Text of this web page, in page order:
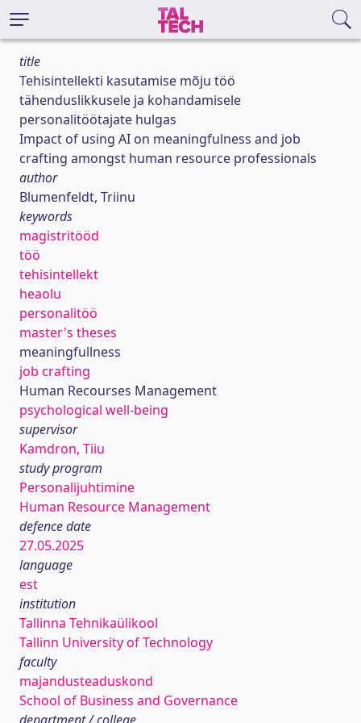
title
Tehisintellekti kasutamise mõju töö
tähenduslikkusele ja kohandamisele
personalitöötajate hulgas
Impact of using AI on meaningfulness and job
crafting amongst human resource professionals
author
Blumenfeldt, Triinu
keywords
magistritööd
töö
tehisintellekt
heaolu
personalitöö
master's theses
meaningfullness
job crafting
Human Recourses Management
psychological well-being
supervisor
Kamdron, Tiiu
study program
Personalijuhtimine
Human Resource Management
defence date
27.05.2025
language
est
institution
Tallinna Tehnikaülikool
Tallinn University of Technology
faculty
majandusteaduskond
School of Business and Governance